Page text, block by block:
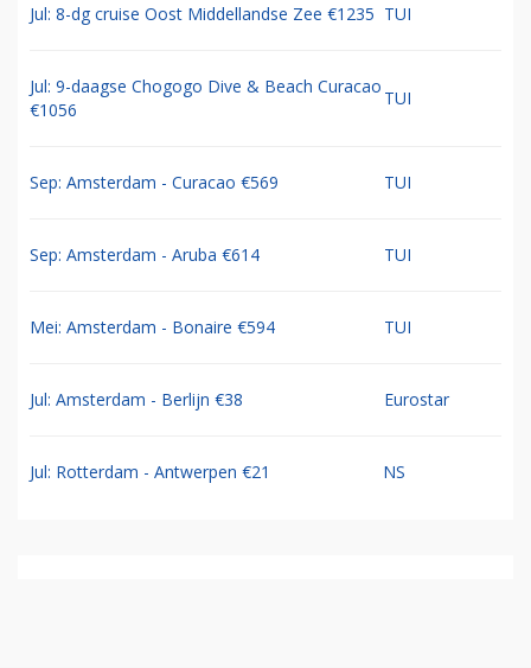
Jul: 8-dg cruise Oost Middellandse Zee €1235 TUI
Jul: 9-daagse Chogogo Dive & Beach Curacao
€1056
TUI
Sep: Amsterdam - Curacao €569 TUI
Sep: Amsterdam - Aruba €614 TUI
Mei: Amsterdam - Bonaire €594 TUI
Jul: Amsterdam - Berlijn €38 Eurostar
Jul: Rotterdam - Antwerpen €21 NS